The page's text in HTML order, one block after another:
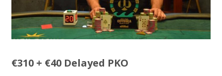
€310 + €40 Delayed PKO